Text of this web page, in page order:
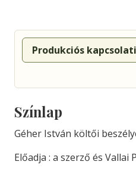
Produkciós
Színlap
Géher István költői
Előadja : a szerző és Vallai